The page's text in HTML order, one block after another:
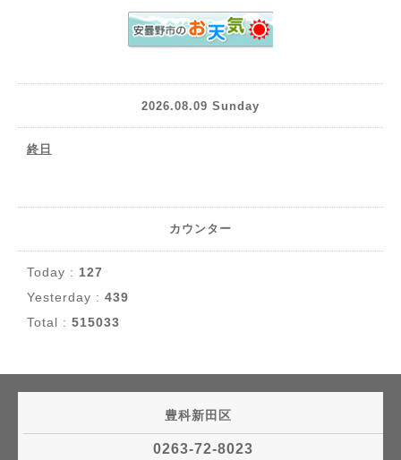
2026.08.09 Sunday
終日
カウンター
Today : 127
Yesterday : 439
Total : 515033
豊科新田区
0263-72-8023